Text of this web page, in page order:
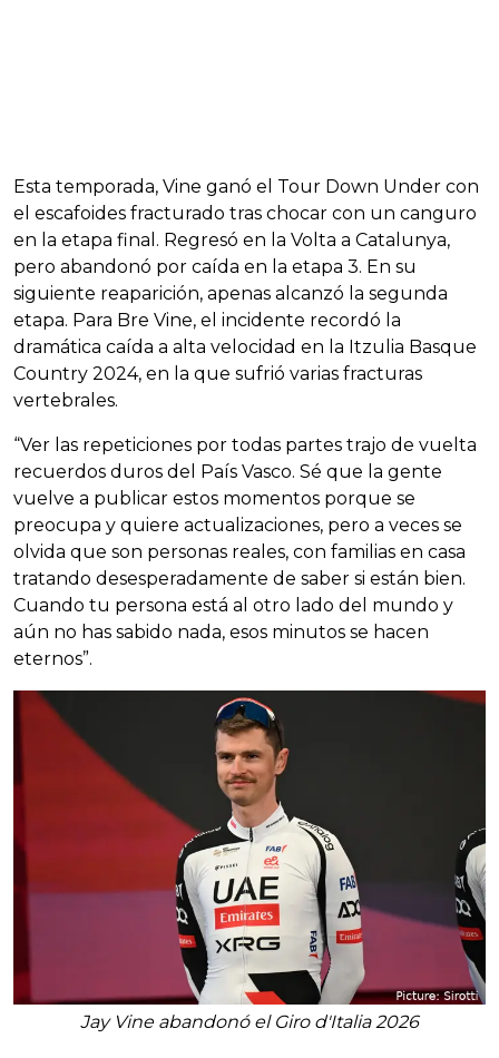
Esta temporada, Vine ganó el Tour Down Under con
el escafoides fracturado tras chocar con un canguro
en la etapa final. Regresó en la Volta a Catalunya,
pero abandonó por caída en la etapa 3. En su
siguiente reaparición, apenas alcanzó la segunda
etapa. Para Bre Vine, el incidente recordó la
dramática caída a alta velocidad en la Itzulia Basque
Country 2024, en la que sufrió varias fracturas
vertebrales.
“Ver las repeticiones por todas partes trajo de vuelta
recuerdos duros del País Vasco. Sé que la gente
vuelve a publicar estos momentos porque se
preocupa y quiere actualizaciones, pero a veces se
olvida que son personas reales, con familias en casa
tratando desesperadamente de saber si están bien.
Cuando tu persona está al otro lado del mundo y
aún no has sabido nada, esos minutos se hacen
eternos”.
Jay Vine abandonó el Giro d'Italia 2026